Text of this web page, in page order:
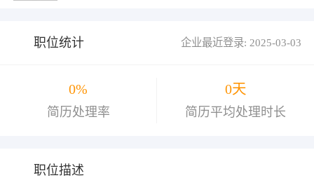
职位统计 企业最近登录: 2025-03-03
0%
简历处理率
0天
简历平均处理时长
职位描述